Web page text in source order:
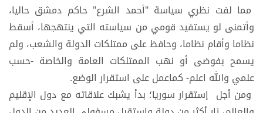
مما لفت نظري سياسة "أحمد الشرع" حاكم دمشق حاليا،
وأتمنى لو يستفيد قومي من سياسته التي ينتهجها، أسقط
نظاما وأقام نظاما، وحافظ على ممتلكات الدولة والشعب، ولم
يسمح بفوضى أو نهب الممتلكات العامة والخاصة -حسب
علمي والله اعلم- كماعمل على استقرار الوضع.
ومن أجل إستقرار سوريا؛ بدأ يشبك علاقاته مع دول الإقليم